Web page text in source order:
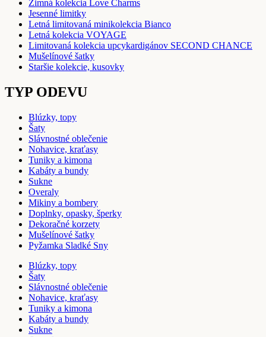
Zimná kolekcia Love Charms
Jesenné limitky
Letná limitovaná minikolekcia Bianco
Letná kolekcia VOYAGE
Limitovaná kolekcia upcykardigánov SECOND CHANCE
Mušelínové šatky
Staršie kolekcie, kusovky
TYP ODEVU
Blúzky, topy
Šaty
Slávnostné oblečenie
Nohavice, kraťasy
Tuniky a kimona
Kabáty a bundy
Sukne
Overaly
Mikiny a bombery
Doplnky, opasky, šperky
Dekoračné korzety
Mušelínové šatky
Pyžamka Sladké Sny
Blúzky, topy
Šaty
Slávnostné oblečenie
Nohavice, kraťasy
Tuniky a kimona
Kabáty a bundy
Sukne